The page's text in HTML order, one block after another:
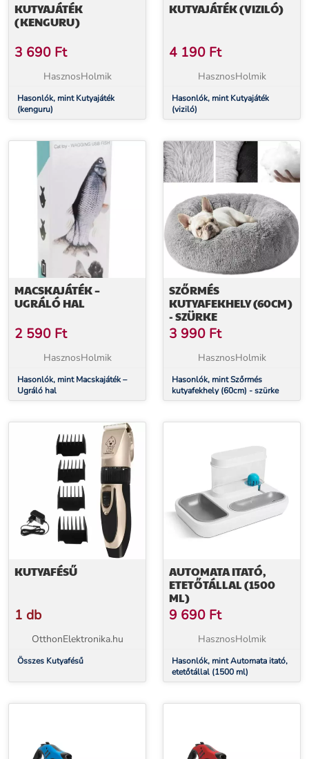
KUTYAJÁTÉK
(KENGURU)
3 690 Ft
HasznosHolmik
Hasonlók, mint Kutyajáték
(kenguru)
KUTYAJÁTÉK (VIZILÓ)
4 190 Ft
HasznosHolmik
Hasonlók, mint Kutyajáték
(viziló)
MACSKAJÁTÉK –
UGRÁLÓ HAL
2 590 Ft
HasznosHolmik
Hasonlók, mint Macskajáték –
Ugráló hal
SZŐRMÉS
KUTYAFEKHELY (60CM)
- SZÜRKE
3 990 Ft
HasznosHolmik
Hasonlók, mint Szőrmés
kutyafekhely (60cm) - szürke
KUTYAFÉSŰ
1 db
OtthonElektronika.hu
Összes Kutyafésű
AUTOMATA ITATÓ,
ETETŐTÁLLAL (1500
ML)
9 690 Ft
HasznosHolmik
Hasonlók, mint Automata itató,
etetőtállal (1500 ml)